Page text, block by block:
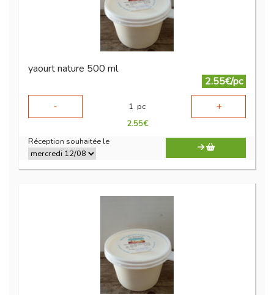
yaourt nature 500 ml
2.55€/pc
-
1 pc +
2.55€
Réception souhaitée le